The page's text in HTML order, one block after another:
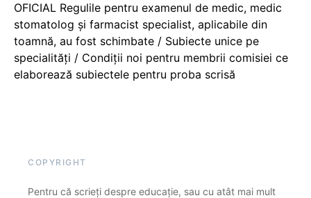
OFICIAL Regulile pentru examenul de medic, medic
stomatolog și farmacist specialist, aplicabile din
toamnă, au fost schimbate / Subiecte unice pe
specialități / Condiții noi pentru membrii comisiei ce
elaborează subiectele pentru proba scrisă
COPYRIGHT
Pentru că scrieți despre educație, sau cu atât mai mult